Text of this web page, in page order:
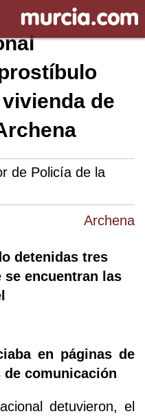
Archena
de
de Policía de la
detenidas tres
se encuentran las
en páginas de
comunicación
detuvieron, el